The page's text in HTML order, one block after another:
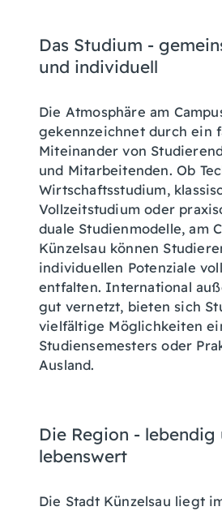
Das Studium -
und individuell
Die Atmosphäre am
gekennzeichnet durch ein
Miteinander von
und Mitarbeitenden. Ob
Wirtschaftsstudium,
Vollzeitstudium oder
duale Studienmodelle, am
Künzelsau können
individuellen Potenziale
entfalten. International
gut vernetzt, bieten sich
vielfältige Möglichkeiten
Studiensemesters oder
Ausland.
Die Region - lebendig
lebenswert
Die Stadt Künzelsau liegt